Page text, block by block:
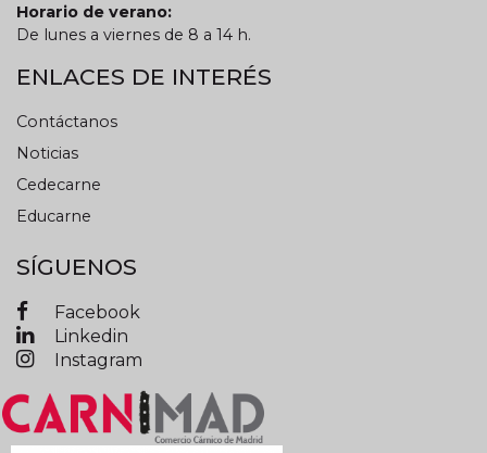
Horario de verano:
De lunes a viernes de 8 a 14 h.
ENLACES DE INTERÉS
Contáctanos
Noticias
Cedecarne
Educarne
SÍGUENOS
Facebook
Linkedin
Instagram